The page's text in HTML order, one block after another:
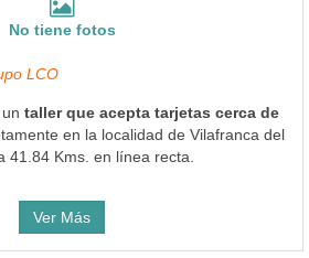
No tiene fotos
LCO
taller que acepta tarjetas cerca de
en la localidad de Vilafranca del
41.84 Kms. en línea recta.
Ver Más